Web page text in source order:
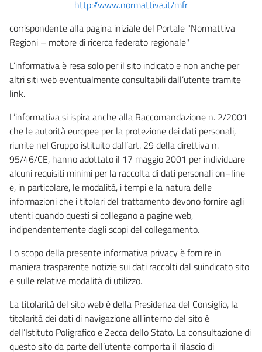
http://www.normattiva.it/mfr
corrispondente alla pagina iniziale del Portale "Normattiva
Regioni – motore di ricerca federato regionale"
L’informativa è resa solo per il sito indicato e non anche per
altri siti web eventualmente consultabili dall’utente tramite
link.
L’informativa si ispira anche alla Raccomandazione n. 2/2001
che le autorità europee per la protezione dei dati personali,
riunite nel Gruppo istituito dall’art. 29 della direttiva n.
95/46/CE, hanno adottato il 17 maggio 2001 per individuare
alcuni requisiti minimi per la raccolta di dati personali on–line
e, in particolare, le modalità, i tempi e la natura delle
informazioni che i titolari del trattamento devono fornire agli
utenti quando questi si collegano a pagine web,
indipendentemente dagli scopi del collegamento.
Lo scopo della presente informativa privacy è fornire in
maniera trasparente notizie sui dati raccolti dal suindicato sito
e sulle relative modalità di utilizzo.
La titolarità del sito web è della Presidenza del Consiglio, la
titolarità dei dati di navigazione all’interno del sito è
dell’Istituto Poligrafico e Zecca dello Stato. La consultazione di
questo sito da parte dell’utente comporta il rilascio di